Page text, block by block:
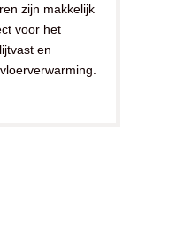
zijn makkelijk
voor het
en